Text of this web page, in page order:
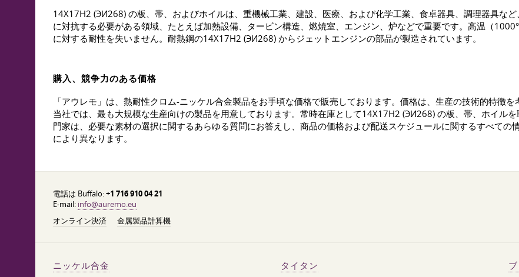
14Х17Н2 (ЭИ268) の板、帯、およびホイルは、重機械工業、建設、医療、および化学工業、食卓器具、調理器具な
に対抗する必要がある領域、たとえば加熱設備、タービン構造、燃焼室、エンジン、炉などで重要です。高温（
に対する耐性を失いません。耐熱鋼の14Х17Н2 (ЭИ268) からジェットエンジンの部品が製造されています。
購入、競争力のある価格
「アウレモ」は、熱耐性クロム-ニッケル合金製品をお手頃な価格で販売しております。価格は、生産の技術的特徴
当社では、最も大規模な生産向けの製品を用意しております。常時在庫として14Х17Н2 (ЭИ268) の板、帯、ホイル
門家は、必要な素材の選択に関するあらゆる質問にお答えし、商品の価格および配送スケジュールに関するすべて
により異なります。
電話は Buffalo:+1 716 910 04 21
E-mail: info@auremo.eu
オンライン決済
金属製品計算機
ニッケル合金 タイタン